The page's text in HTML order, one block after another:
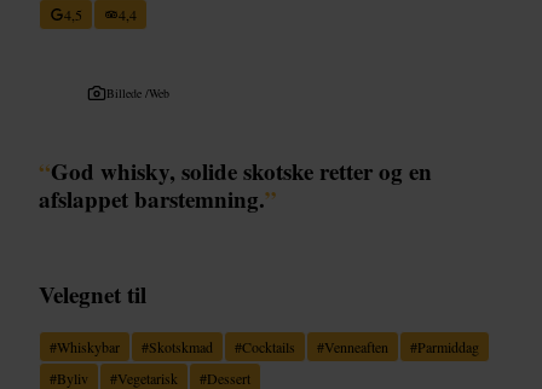
4,5
4,4
Billede /Web
“God whisky, solide skotske retter og en
afslappet barstemning.”
Velegnet til
#Whiskybar #Skotskmad #Cocktails #Venneaften #Parmiddag
#Byliv #Vegetarisk #Dessert